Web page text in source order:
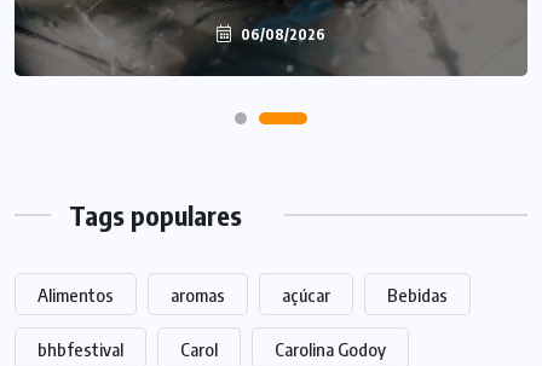
06/08/2026
06/08/2026
Tags populares
Alimentos aromas açúcar Bebidas
bhbfestival Carol Carolina Godoy